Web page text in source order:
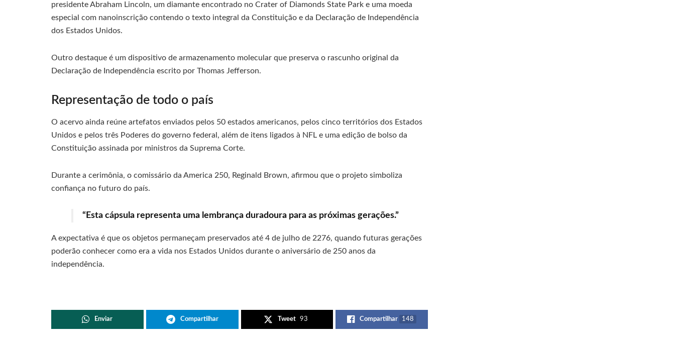
presidente Abraham Lincoln, um diamante encontrado no Crater of Diamonds State Park e uma moeda
especial com nanoinscrição contendo o texto integral da Constituição e da Declaração de Independência
dos Estados Unidos.
Outro destaque é um dispositivo de armazenamento molecular que preserva o rascunho original da
Declaração de Independência escrito por Thomas Jefferson.
Representação de todo o país
O acervo ainda reúne artefatos enviados pelos 50 estados americanos, pelos cinco territórios dos Estados
Unidos e pelos três Poderes do governo federal, além de itens ligados à NFL e uma edição de bolso da
Constituição assinada por ministros da Suprema Corte.
Durante a cerimônia, o comissário da America 250, Reginald Brown, afirmou que o projeto simboliza
confiança no futuro do país.
“Esta cápsula representa uma lembrança duradoura para as próximas gerações.”
A expectativa é que os objetos permaneçam preservados até 4 de julho de 2276, quando futuras gerações
poderão conhecer como era a vida nos Estados Unidos durante o aniversário de 250 anos da
independência.
Enviar Compartilhar Tweet 93 Compartilhar 148